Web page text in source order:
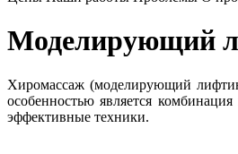
Моделирующий
Хиромассаж (моделирующий
особенностью является
эффективные техники.